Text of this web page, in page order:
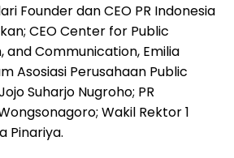
Founder dan CEO PR Indonesia
CEO Center for Public
and Communication, Emilia
Asosiasi Perusahaan Public
Suharjo Nugroho; PR
Wakil Rektor 1
Pinariya.